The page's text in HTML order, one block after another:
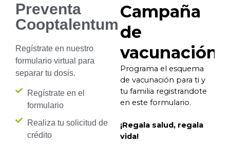
Preventa
Cooptalentum
Regístrate en nuestro
formulario virtual para
separar tu dosis.
Regístrate en el
formulario
Realiza tu solicitud de
crédito